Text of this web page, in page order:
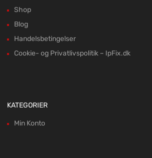
Shop
Blog
Handelsbetingelser
Cookie- og Privatlivspolitik – IpFix.dk
KATEGORIER
Min Konto